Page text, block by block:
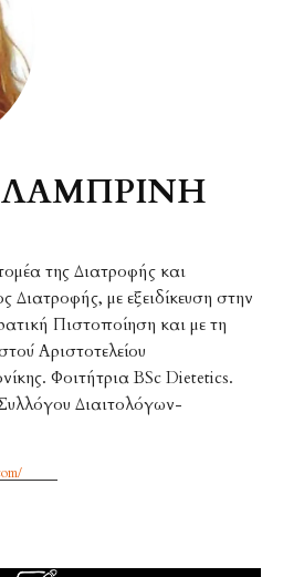
της Διατροφής και
Διατροφής, με εξειδίκευση στην
Πιστοποίηση και με τη
Αριστοτελείου
Φοιτήτρια BSc Dietetics.
Διαιτολόγων-